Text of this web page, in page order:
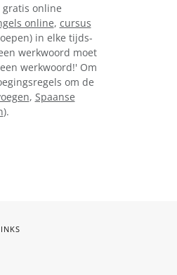
gratis online
online, cursus
in elke tijds-
werkwoord moet
werkwoord!' Om
om de
, Spaanse
).